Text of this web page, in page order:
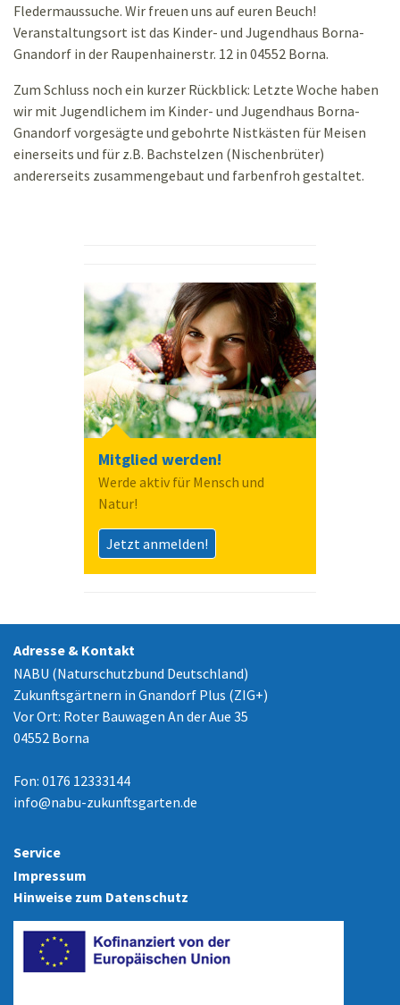
Fledermaussuche. Wir freuen uns auf euren Beuch!
Veranstaltungsort ist das Kinder- und Jugendhaus Borna-
Gnandorf in der Raupenhainerstr. 12 in 04552 Borna.
Zum Schluss noch ein kurzer Rückblick: Letzte Woche haben
wir mit Jugendlichem im Kinder- und Jugendhaus Borna-
Gnandorf vorgesägte und gebohrte Nistkästen für Meisen
einerseits und für z.B. Bachstelzen (Nischenbrüter)
andererseits zusammengebaut und farbenfroh gestaltet.
Mitglied werden!
Werde aktiv für Mensch und
Natur!
Jetzt anmelden!
Adresse & Kontakt
NABU (Naturschutzbund Deutschland)
Zukunftsgärtnern in Gnandorf Plus (ZIG+)
Vor Ort: Roter Bauwagen An der Aue 35
04552 Borna
Fon: 0176 12333144
info@nabu-zukunftsgarten.de
Service
Impressum
Hinweise zum Datenschutz